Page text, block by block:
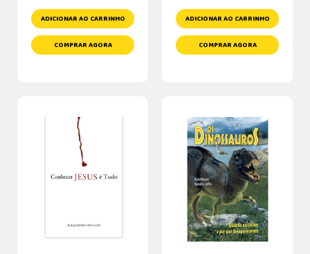
ADICIONAR AO CARRINHO
COMPRAR AGORA
ADICIONAR AO CARRINHO
COMPRAR AGORA